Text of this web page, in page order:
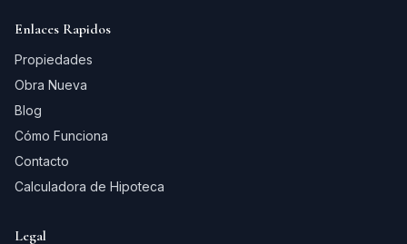
Enlaces Rapidos
Propiedades
Obra Nueva
Blog
Cómo Funciona
Contacto
Calculadora de Hipoteca
Legal